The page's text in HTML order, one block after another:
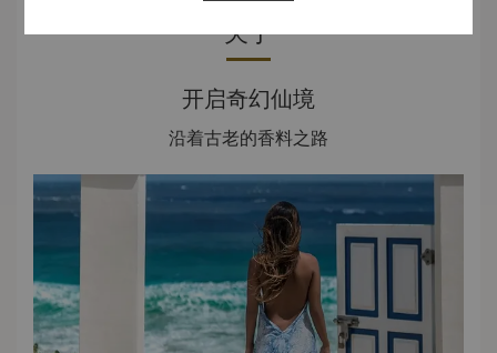
关于
开启奇幻仙境
沿着古老的香料之路